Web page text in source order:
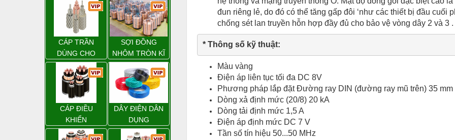
Đúc chính xác Thiết bị
Dụng cụ cầm tay
Dụng cụ cắt gọt
Dụng cụ điện
Dụng cụ đo
Gỗ - Trang thiết bị
Hàn cắt - Thiết bị
Hóa chất-Trang thiết bị
CÁP TRẦN
DÙNG CHO
ĐƯỜNG DÂY
TẢI ĐIỆN TRÊN
KHÔNG
SỢI ĐỒNG
NHÔM TRÒN KĨ
THUẬT ĐIỆN
CÁP ĐIỀU
KHIỂN
DÂY ĐIỆN DÂN
DỤNG
đun riêng lẻ, do đó có thể tăng gấp đôi ‘như các thiết bị đầu cuối
chống sét lan truyền hỗn hợp đầy đủ cho bảo vệ vòng dây 2 và 3 .
* Thông số kỹ thuật:
Màu vàng
Điện áp liên tục tối đa DC 8V
Phương pháp lắp đặtĐường ray DIN (đường ray mũ trên) 35 mm
Dòng xả định mức (20/8) 20 kA
Dòng tải định mức 1,5 A
Điện áp định mức DC 7 V
Tần số tín hiệu 50...50 MHz